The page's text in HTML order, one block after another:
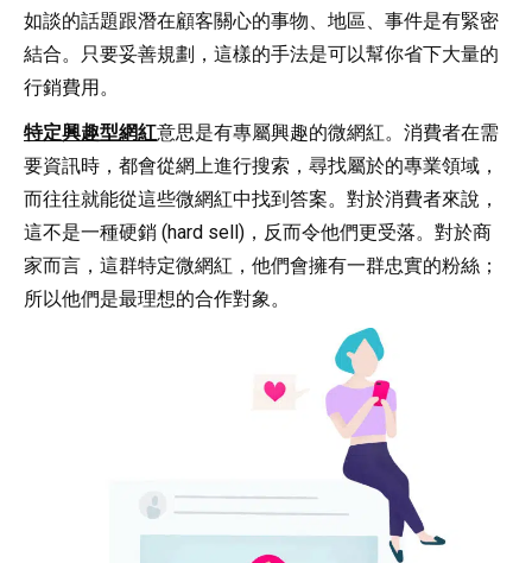
如談的話題跟潛在顧客關心的事物、地區、事件是有緊密
結合。只要妥善規劃，這樣的手法是可以幫你省下大量的
行銷費用。
特定興趣型網紅意思是有專屬興趣的微網紅。消費者在需
要資訊時，都會從網上進行搜索，尋找屬於的專業領域，
而往往就能從這些微網紅中找到答案。對於消費者來說，
這不是一種硬銷 (hard sell)，反而令他們更受落。對於商
家而言，這群特定微網紅，他們會擁有一群忠實的粉絲；
所以他們是最理想的合作對象。